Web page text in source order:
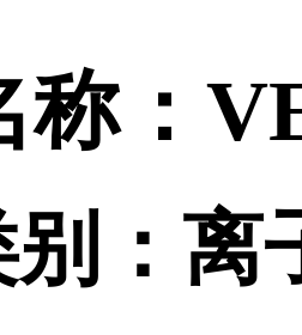
称：
别：离